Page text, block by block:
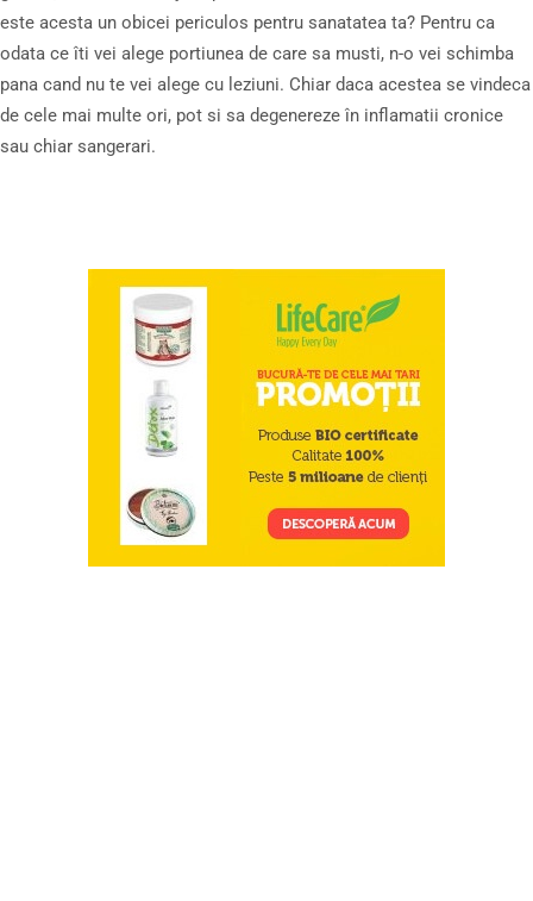
este acesta un obicei periculos pentru sanatatea ta? Pentru ca
odata ce îti vei alege portiunea de care sa musti, n-o vei schimba
pana cand nu te vei alege cu leziuni. Chiar daca acestea se vindeca
de cele mai multe ori, pot si sa degenereze în inflamatii cronice
sau chiar sangerari.